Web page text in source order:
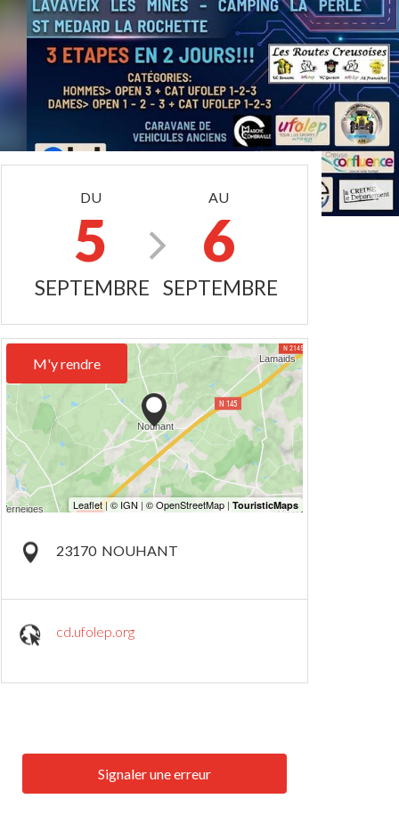
DU
5
SEPTEMBRE
AU
6
SEPTEMBRE
M'y rendre
23170 NOUHANT
cd.ufolep.org
Signaler une erreur